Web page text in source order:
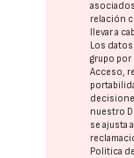
relación
llevar a
Los
grupo por
Acceso,
nuestro
se ajusta
Política